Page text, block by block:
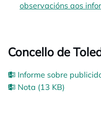
observacións aos
Concello de
Informe sobre
Nota (13 KB)